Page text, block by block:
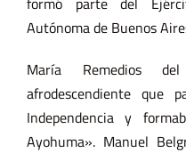
Autónoma de Buenos
María Remedios
afrodescendiente que
Independencia y
Ayohuma». Manuel